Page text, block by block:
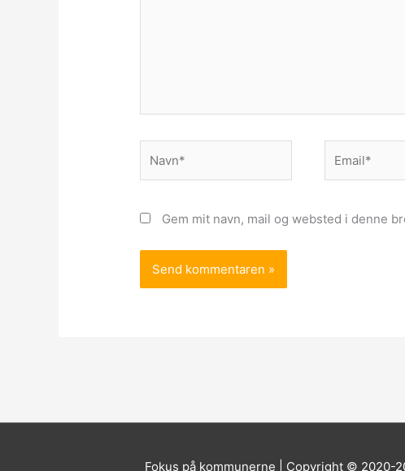
Gem mit navn, mail og websted i denne
Fokus på kommunerne | Copyright © 2020-